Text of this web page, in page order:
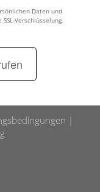
Daten und
Verschlüsselung.